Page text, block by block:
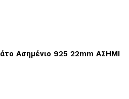
Ασημένιο 925 22mm ΑΣΗΜΙ